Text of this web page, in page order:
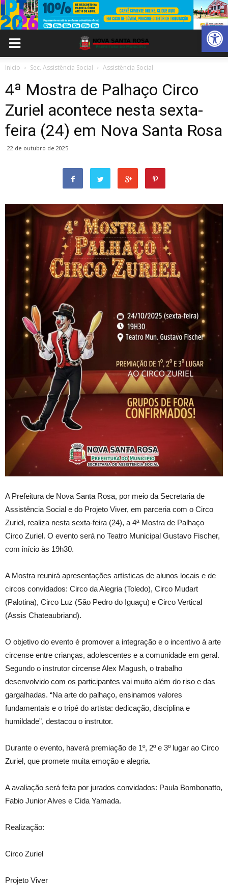
Abrir
Inicio Sec. Assistência Social Assistência Social
4ª Mostra de Palhaço Circo
Zuriel acontece nesta sexta-
feira (24) em Nova Santa Rosa
22 de outubro de 2025
A Prefeitura de Nova Santa Rosa, por meio da Secretaria de
Assistência Social e do Projeto Viver, em parceria com o Circo
Zuriel, realiza nesta sexta-feira (24), a 4ª Mostra de Palhaço
Circo Zuriel. O evento será no Teatro Municipal Gustavo Fischer,
com início às 19h30.
A Mostra reunirá apresentações artísticas de alunos locais e de
circos convidados: Circo da Alegria (Toledo), Circo Mudart
(Palotina), Circo Luz (São Pedro do Iguaçu) e Circo Vertical
(Assis Chateaubriand).
O objetivo do evento é promover a integração e o incentivo à arte
circense entre crianças, adolescentes e a comunidade em geral.
Segundo o instrutor circense Alex Magush, o trabalho
desenvolvido com os participantes vai muito além do riso e das
gargalhadas. “Na arte do palhaço, ensinamos valores
fundamentais e o tripé do artista: dedicação, disciplina e
humildade”, destacou o instrutor.
Durante o evento, haverá premiação de 1º, 2º e 3º lugar ao Circo
Zuriel, que promete muita emoção e alegria.
A avaliação será feita por jurados convidados: Paula Bombonatto,
Fabio Junior Alves e Cida Yamada.
Realização:
Circo Zuriel
Projeto Viver